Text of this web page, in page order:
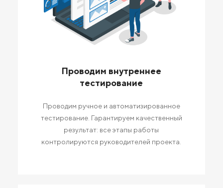
Проводим внутреннее
тестирование
Проводим ручное и автоматизированное
тестирование. Гарантируем качественный
результат: все этапы работы
контролируются руководителей проекта.